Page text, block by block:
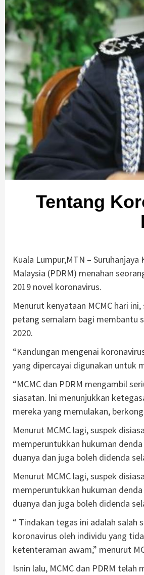
Tentang
Kuala Lumpur,MTN –
Malaysia (PDRM) menahan
2019 novel koronavirus.
Menurut kenyataan MCMC hari
petang semalam bagi membantu
2020.
“Kandungan mengenai
yang dipercayai digunakan untuk
“MCMC dan PDRM mengambil
siasatan. lni menunjukkan
mereka yang memulakan,
Menurut MCMC lagi, suspek
memperuntukkan hukuman
duanya dan juga boleh didenda
Menurut MCMC lagi, suspek
memperuntukkan hukuman
duanya dan juga boleh didenda
“ Tindakan tegas ini adalah salah
koronavirus oleh individu yang
ketenteraman awam,” menurut
Isnin lalu, MCMC dan PDRM